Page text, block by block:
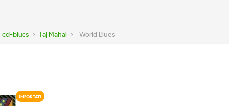
cd-blues › Taj Mahal › World Blues
IMPORTATI